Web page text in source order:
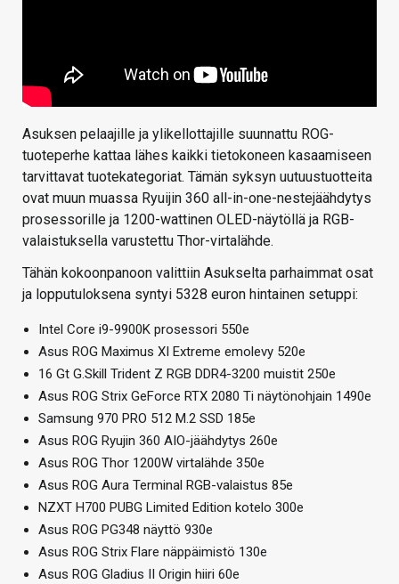
Asuksen pelaajille ja ylikellottajille suunnattu ROG-
tuoteperhe kattaa lähes kaikki tietokoneen kasaamiseen
tarvittavat tuotekategoriat. Tämän syksyn uutuustuotteita
ovat muun muassa Ryuijin 360 all-in-one-nestejäähdytys
prosessorille ja 1200-wattinen OLED-näytöllä ja RGB-
valaistuksella varustettu Thor-virtalähde.
Tähän kokoonpanoon valittiin Asukselta parhaimmat osat
ja lopputuloksena syntyi 5328 euron hintainen setuppi:
Intel Core i9-9900K prosessori 550e
Asus ROG Maximus XI Extreme emolevy 520e
16 Gt G.Skill Trident Z RGB DDR4-3200 muistit 250e
Asus ROG Strix GeForce RTX 2080 Ti näytönohjain 1490e
Samsung 970 PRO 512 M.2 SSD 185e
Asus ROG Ryujin 360 AIO-jäähdytys 260e
Asus ROG Thor 1200W virtalähde 350e
Asus ROG Aura Terminal RGB-valaistus 85e
NZXT H700 PUBG Limited Edition kotelo 300e
Asus ROG PG348 näyttö 930e
Asus ROG Strix Flare näppäimistö 130e
Asus ROG Gladius II Origin hiiri 60e